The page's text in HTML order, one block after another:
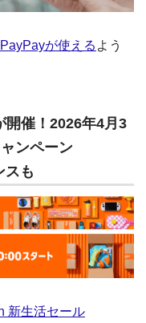
が使える よう
催！2026年4月3
ンペーン
スも
新生活セール